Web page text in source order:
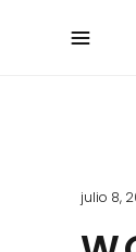
julio 8,